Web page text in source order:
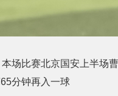
比赛北京国安上半场
分钟再入一球